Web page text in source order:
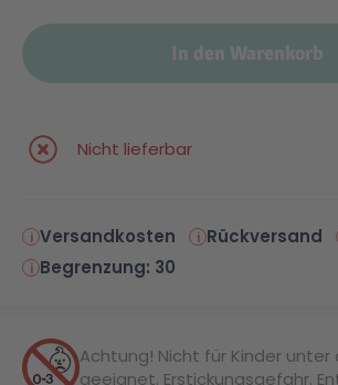
Minifiguren
NINJAGO®
Speed Champions
Super Mario
Sports Action
VW
Wiltopia
Cars
In den Warenkorb
Nicht lieferbar
Versandkosten Rückversand
Begrenzung: 30
Achtung! Nicht für Kinder unter
geeignet. Erstickungsgefahr.